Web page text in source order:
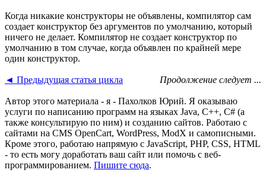
Когда никакие конструкторы не объявлены, компилятор сам
создает конструктор без аргументов по умолчанию, который
ничего не делает. Компилятор не создает конструктор по
умолчанию в том случае, когда объявлен по крайней мере
один конструктор.
◄ Предыдущая статья цикла Продолжение следует ...
Автор этого материала - я - Пахолков Юрий. Я оказываю
услуги по написанию программ на языках Java, C++, C# (а
также консультирую по ним) и созданию сайтов. Работаю с
сайтами на CMS OpenCart, WordPress, ModX и самописными.
Кроме этого, работаю напрямую с JavaScript, PHP, CSS, HTML
- то есть могу доработать ваш сайт или помочь с веб-
программированием. Пишите сюда.